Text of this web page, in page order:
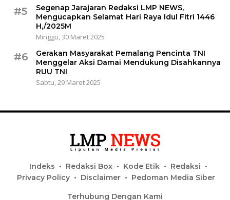
#5
Segenap Jarajaran Redaksi LMP NEWS,
Mengucapkan Selamat Hari Raya Idul Fitri 1446
H,/2025M
Minggu, 30 Maret 2025
#6
Gerakan Masyarakat Pemalang Pencinta TNI
Menggelar Aksi Damai Mendukung Disahkannya
RUU TNI
Sabtu, 29 Maret 2025
Indeks Redaksi Box Kode Etik
Redaksi
Privacy Policy
Disclaimer Pedoman Media Siber
Terhubung Dengan Kami